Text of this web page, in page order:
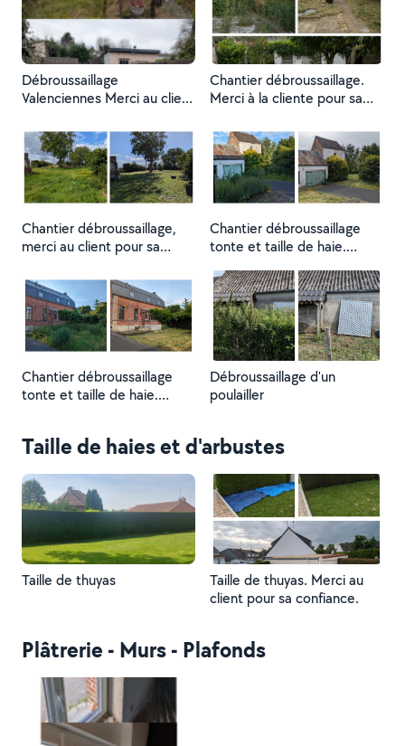
Débroussaillage
Valenciennes Merci au client
Chantier débroussaillage.
Merci à la cliente pour sa
Chantier débroussaillage,
merci au client pour sa
bientôt !
Chantier débroussaillage
tonte et taille de haie.
Photo 2
Chantier débroussaillage
tonte et taille de haie.
Débroussaillage d'un
poulailler
Taille de haies et d'arbustes
Taille de thuyas
Taille de thuyas. Merci au
client pour sa confiance.
Plâtrerie - Murs - Plafonds